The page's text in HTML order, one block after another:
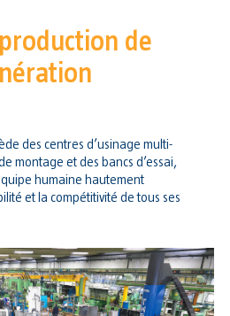
de
des centres d’usinage multi-
montage et des bancs d’essai,
humaine hautement
et la compétitivité de tous ses